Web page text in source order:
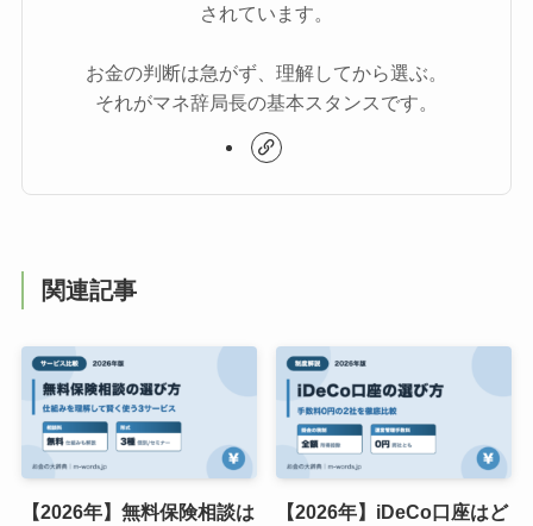
されています。
お金の判断は急がず、理解してから選ぶ。
それがマネ辞局長の基本スタンスです。
関連記事
【2026年】無料保険相談は
【2026年】iDeCo口座はど